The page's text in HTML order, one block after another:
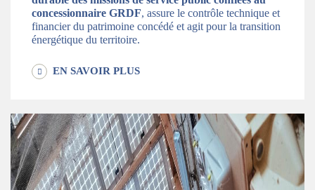
concessionnaire GRDF, assure le contrôle technique et
financier du patrimoine concédé et agit pour la transition
énergétique du territoire.
EN SAVOIR PLUS